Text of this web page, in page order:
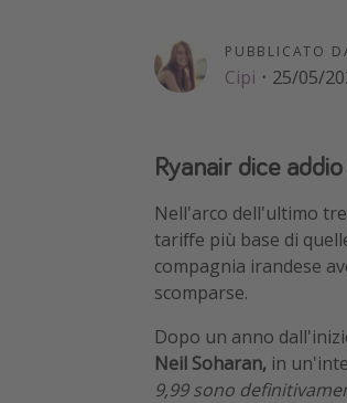
PUBBLICATO
Cipi · 25/05/
Ryanair dice
Nell'arco dell'ultimo
tariffe più base di
compagnia irandese
scomparse.
Dopo un anno
Neil Soharan, in
9,99 sono